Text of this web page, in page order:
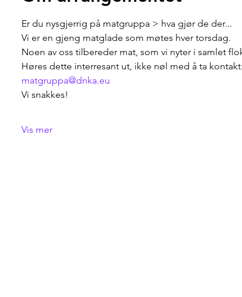
Er du nysgjerrig på matgruppa > hva gjør de der...
Vi er en gjeng matglade som møtes hver torsdag.
Noen av oss tilbereder mat, som vi nyter i samlet
Høres dette interresant ut, ikke nøl med å ta kontakt:
matgruppa@dnka.eu
Vi snakkes!
Vis mer